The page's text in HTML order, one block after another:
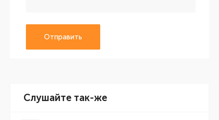
Отправить
Слушайте так-же